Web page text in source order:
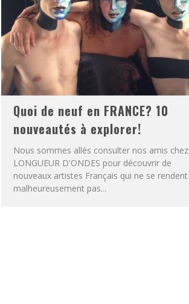
Quoi de neuf en FRANCE? 10
nouveautés à explorer!
Nous sommes allés consulter nos amis chez
LONGUEUR D'ONDES pour découvrir de
nouveaux artistes Français qui ne se rendent
malheureusement pas...